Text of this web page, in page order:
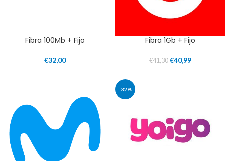
Fibra 100Mb + Fijo
€32,00
Fibra 1Gb + Fijo
€41,30 €40,99
-32%